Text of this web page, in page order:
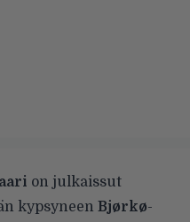
on julkaissut
kypsyneen Bjørkø-